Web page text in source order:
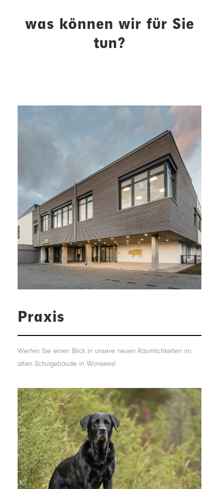
was können wir für Sie
tun?
Praxis
Werfen Sie einen Blick in unsere neuen Räumlichkeiten im
alten Schulgebäude in Wonsees!